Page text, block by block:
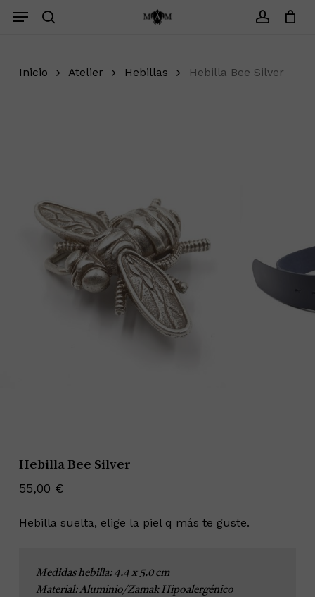
Menu
Inicio Atelier Hebillas Hebilla Bee Silver
Hebilla Bee Silver
55,00 €
Hebilla suelta, elige la piel q más te guste.
Medidas hebilla: 4.4 x 5.0 cm
Material: Aluminio/Zamak Hipoalergénico
Menu